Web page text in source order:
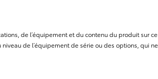
de l’équipement et du contenu du produit sur
de l’équipement de série ou des options, qui